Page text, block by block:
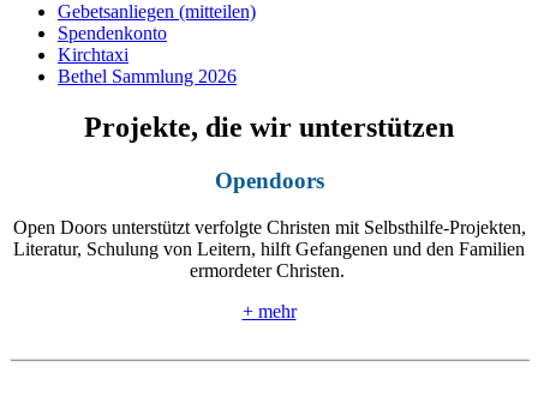
Gebetsanliegen (mitteilen)
Spendenkonto
Kirchtaxi
Bethel Sammlung 2026
Projekte, die wir unterstützen
Opendoors
Open Doors unterstützt verfolgte Christen mit Selbsthilfe-Projekten,
Literatur, Schulung von Leitern, hilft Gefangenen und den Familien
ermordeter Christen.
+ mehr